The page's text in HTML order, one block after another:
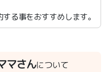
る事をおすすめします。
マさんについて